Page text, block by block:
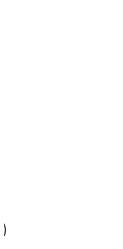
)